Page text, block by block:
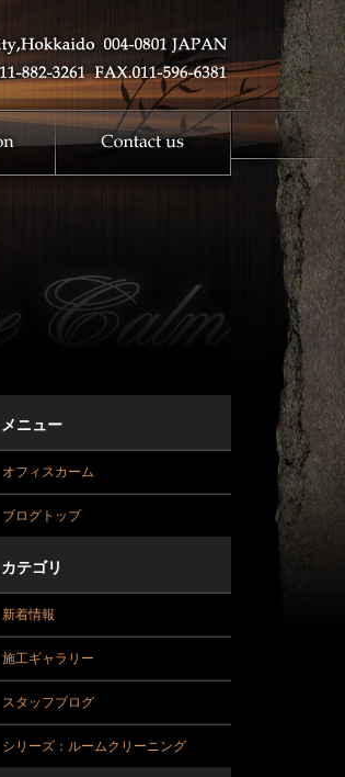
メニュー
オフィスカーム
ブログトップ
カテゴリ
新着情報
施工ギャラリー
スタッフブログ
シリーズ：ルームクリーニング